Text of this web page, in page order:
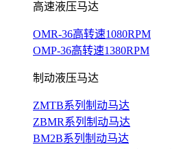
高速液压马达
OMR-36高转速1080RPM
OMP-36高转速1380RPM
制动液压马达
ZMTB系列制动马达
ZBMR系列制动马达
BM2B系列制动马达